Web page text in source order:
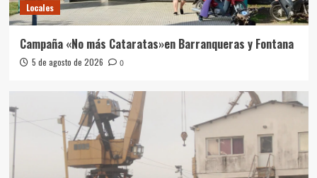
Locales
Campaña «No más Cataratas»en Barranqueras y Fontana
5 de agosto de 2026 0